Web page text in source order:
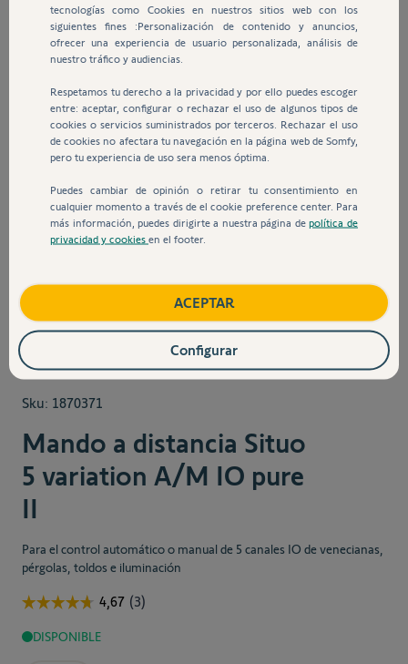
View larger image View larger
Sku: 1870371
Mando a distancia Situo
5 variation A/M IO pure
II
Para el control automático o manual de 5 canales IO de venecianas,
pérgolas, toldos e iluminación
DISPONIBLE
tecnologías como Cookies en nuestros sitios web con los
siguientes fines :Personalización de contenido y anuncios,
ofrecer una experiencia de usuario personalizada, análisis de
nuestro tráfico y audiencias.
Respetamos tu derecho a la privacidad y por ello puedes escoger
entre: aceptar, configurar o rechazar el uso de algunos tipos de
cookies o servicios suministrados por terceros. Rechazar el uso
de cookies no afectara tu navegación en la página web de Somfy,
pero tu experiencia de uso sera menos óptima.
Puedes cambiar de opinión o retirar tu consentimiento en
cualquier momento a través de el cookie preference center. Para
más información, puedes dirigirte a nuestra página depolítica de
privacidad y cookies en el footer.
ACEPTAR
Configurar